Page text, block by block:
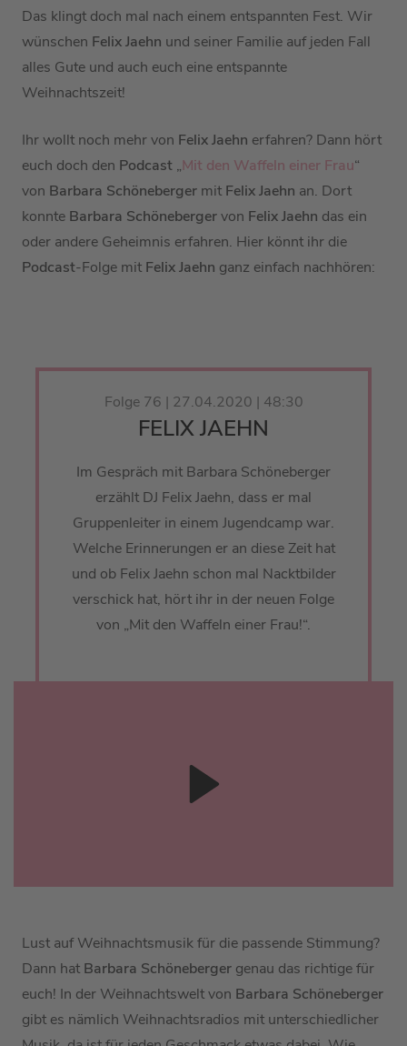
Das klingt doch mal nach einem entspannten Fest. Wir
wünschen Felix Jaehn und seiner Familie auf jeden Fall
alles Gute und auch euch eine entspannte
Weihnachtszeit!
Ihr wollt noch mehr von Felix Jaehn erfahren? Dann hört
euch doch den Podcast „Mit den Waffeln einer Frau“
von Barbara Schöneberger mit Felix Jaehn an. Dort
konnte Barbara Schönebergervon Felix Jaehn das ein
oder andere Geheimnis erfahren. Hier könnt ihr die
Podcast-Folge mit Felix Jaehn ganz einfach nachhören:
Folge 76 | 27.04.2020 | 48:30
FELIX JAEHN
Im Gespräch mit Barbara Schöneberger
erzählt DJ Felix Jaehn, dass er mal
Gruppenleiter in einem Jugendcamp war.
Welche Erinnerungen er an diese Zeit hat
und ob Felix Jaehn schon mal Nacktbilder
verschick hat, hört ihr in der neuen Folge
von „Mit den Waffeln einer Frau!“.
Lust auf Weihnachtsmusik für die passende Stimmung?
Dann hat Barbara Schöneberger genau das richtige für
euch! In der Weihnachtswelt von Barbara Schöneberger
gibt es nämlich Weihnachtsradios mit unterschiedlicher